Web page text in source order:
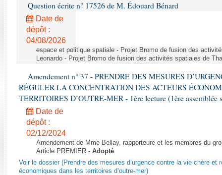
Question écrite n° 17526 de M. Édouard Bénard
Date de
dépôt :
04/08/2026
espace et politique spatiale - Projet Bromo de fusion des
Leonardo - Projet Bromo de fusion des activités spatiales de
Amendement n° 37 - PRENDRE DES MESURES
RÉGULER LA CONCENTRATION DES ACTEURS
TERRITOIRES D’OUTRE-MER - 1ère lecture (1ère assemblée
Date de
dépôt :
02/12/2024
Amendement de Mme Bellay, rapporteure et les membres du
Article PREMIER - Adopté
Voir le dossier (Prendre des mesures d’urgence contre la vie chère et
économiques dans les territoires d’outre-mer)